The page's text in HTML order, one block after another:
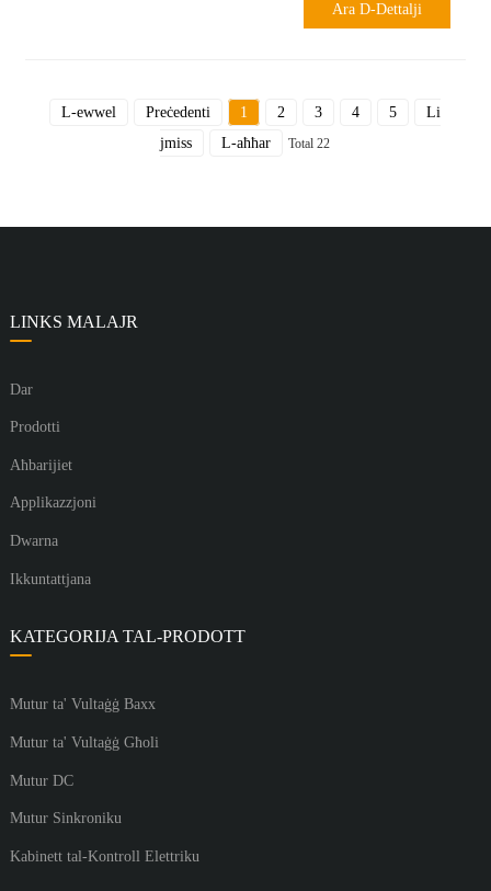
Ara D-Dettalji
L-ewwel Preċedenti 1 2 3 4 5
Li
jmiss
L-aħħar Total 22
LINKS MALAJR
Dar
Prodotti
Aħbarijiet
Applikazzjoni
Dwarna
Ikkuntattjana
KATEGORIJA TAL-PRODOTT
Mutur ta' Vultaġġ Baxx
Mutur ta' Vultaġġ Għoli
Mutur DC
Mutur Sinkroniku
Kabinett tal-Kontroll Elettriku